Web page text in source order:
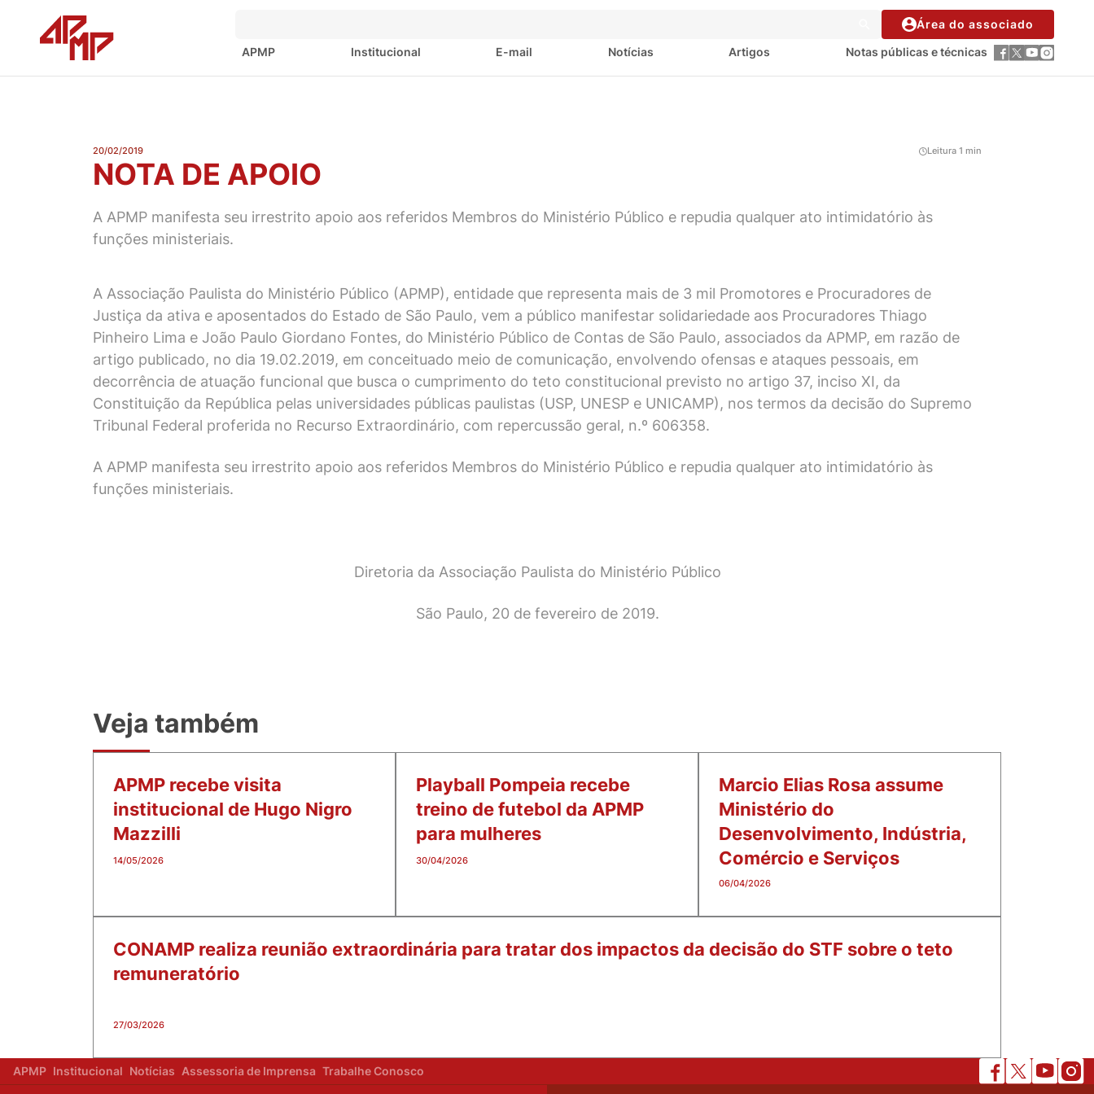
Área do associado
APMP
Institucional E-mail Notícias Artigos Notas públicas e técnicas
20/02/2019 Leitura 1 min
NOTA DE APOIO
A APMP manifesta seu irrestrito apoio aos referidos Membros do Ministério Público e repudia qualquer ato intimidatório às
funções ministeriais.
A Associação Paulista do Ministério Público (APMP), entidade que representa mais de 3 mil Promotores e Procuradores de
Justiça da ativa e aposentados do Estado de São Paulo, vem a público manifestar solidariedade aos Procuradores Thiago
Pinheiro Lima e João Paulo Giordano Fontes, do Ministério Público de Contas de São Paulo, associados da APMP, em razão de
artigo publicado, no dia 19.02.2019, em conceituado meio de comunicação, envolvendo ofensas e ataques pessoais, em
decorrência de atuação funcional que busca o cumprimento do teto constitucional previsto no artigo 37, inciso XI, da
Constituição da República pelas universidades públicas paulistas (USP, UNESP e UNICAMP), nos termos da decisão do Supremo
Tribunal Federal proferida no Recurso Extraordinário, com repercussão geral, n.º 606358.
A APMP manifesta seu irrestrito apoio aos referidos Membros do Ministério Público e repudia qualquer ato intimidatório às
funções ministeriais.
Diretoria da Associação Paulista do Ministério Público
São Paulo, 20 de fevereiro de 2019.
Veja também
APMP recebe visita
institucional de Hugo Nigro
Mazzilli
14/05/2026
Playball Pompeia recebe
treino de futebol da APMP
para mulheres
30/04/2026
Marcio Elias Rosa assume
Ministério do
Desenvolvimento, Indústria,
Comércio e Serviços
06/04/2026
CONAMP realiza reunião extraordinária para tratar dos impactos da decisão do STF sobre o teto
remuneratório
27/03/2026
APMP Institucional Notícias Assessoria de Imprensa Trabalhe Conosco